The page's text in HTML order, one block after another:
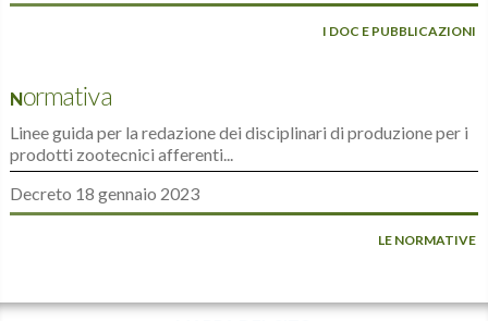
I DOC E PUBBLICAZIONI
Normativa
Linee guida per la redazione dei disciplinari di produzione per i
prodotti zootecnici afferenti...
Decreto 18 gennaio 2023
LE NORMATIVE